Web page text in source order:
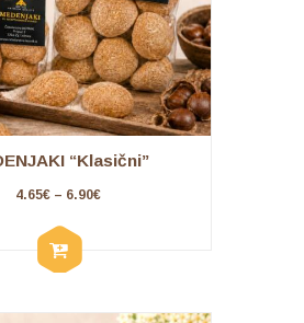
“Klasični”
4.65€ – 6.90€